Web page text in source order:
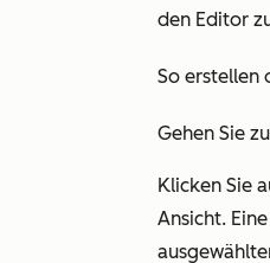
den Editor
So erstellen
Gehen Sie
Klicken Sie
Ansicht.